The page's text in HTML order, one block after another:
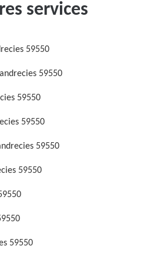
services
59550
59550
59550
59550
59550
59550
59550